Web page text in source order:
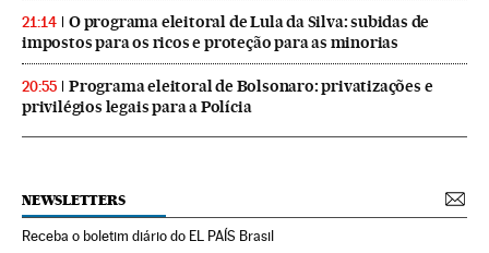
21:14
O programa eleitoral de Lula da Silva: subidas de
impostos para os ricos e proteção para as minorias
20:55
Programa eleitoral de Bolsonaro: privatizações e
privilégios legais para a Polícia
NEWSLETTERS
Receba o boletim diário do EL PAÍS Brasil